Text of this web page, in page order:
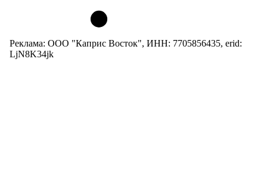
Реклама: ООО "Каприс Восток", ИНН: 7705856435, erid:
LjN8K34jk